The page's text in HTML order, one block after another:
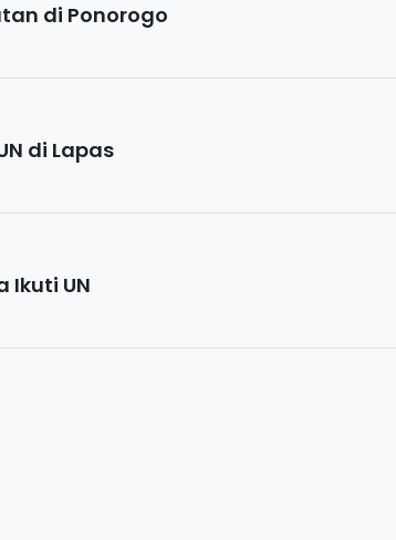
di Ponorogo
di Lapas
Ikuti UN